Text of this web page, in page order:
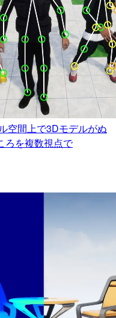
空間上で3Dモデルがぬ
ろを複数視点で